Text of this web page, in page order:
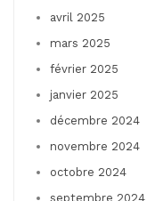
avril 2025
mars 2025
février 2025
janvier 2025
décembre 2024
novembre 2024
octobre 2024
septembre 2024